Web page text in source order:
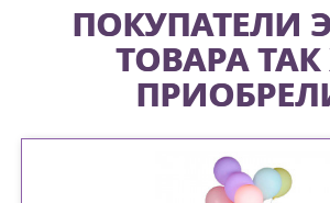
ПОКУПАТЕЛИ
ТОВАРА